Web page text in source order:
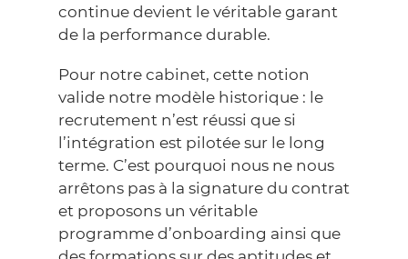
continue devient le véritable garant
de la performance durable.
Pour notre cabinet, cette notion
valide notre modèle historique : le
recrutement n’est réussi que si
l’intégration est pilotée sur le long
terme. C’est pourquoi nous ne nous
arrêtons pas à la signature du contrat
et proposons un véritable
programme d’onboarding ainsi que